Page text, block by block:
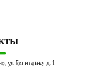
ул. Госпитальная д. 1